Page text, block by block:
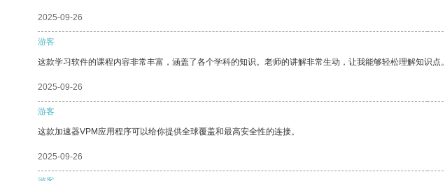
2025-09-26
游客
这款学习软件的课程内容非常丰富，涵盖了各个学科的知识。老师的讲解非常生动，让我能够轻松理解知识点。
2025-09-26
游客
这款加速器VPM应用程序可以给你提供全球覆盖和最高安全性的连接。
2025-09-26